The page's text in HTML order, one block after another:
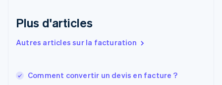
Plus d'articles
Autres articles sur la facturation
Comment convertir un devis en facture ?
États-Unis
English Español 简体中文
Finlande
Gibraltar